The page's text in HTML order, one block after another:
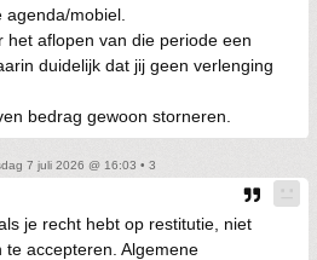
mobiel.
het aflopen van die periode een
duidelijk dat jij geen verlenging
bedrag gewoon storneren.
7 juli 2026 @ 16:03 • 3
je recht hebt op restitutie, niet
accepteren. Algemene